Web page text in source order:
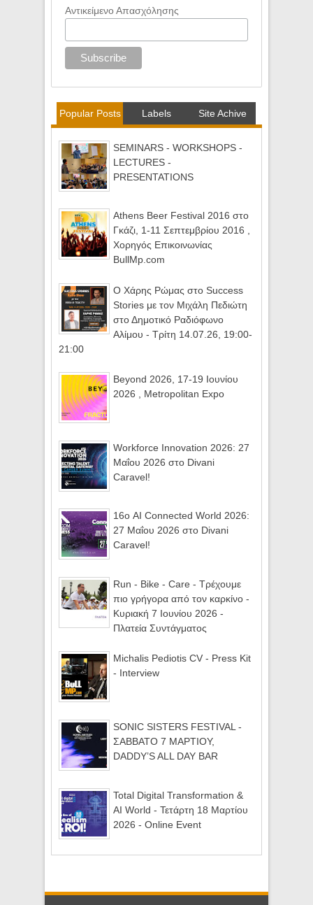
Αντικείμενο Απασχόλησης
Popular Posts Labels Site Achive
SEMINARS - WORKSHOPS -
LECTURES -
PRESENTATIONS
Athens Beer Festival 2016 στο
Γκάζι, 1-11 Σεπτεμβρίου 2016 ,
Χορηγός Επικοινωνίας
BullMp.com
Ο Χάρης Ρώμας στο Success
Stories με τον Μιχάλη Πεδιώτη
στο Δημοτικό Ραδιόφωνο
Αλίμου - Τρίτη 14.07.26, 19:00-
21:00
Beyond 2026, 17-19 Ιουνίου
2026 , Metropolitan Expo
Workforce Innovation 2026: 27
Μαΐου 2026 στο Divani
Caravel!
16ο AI Connected World 2026:
27 Μαΐου 2026 στο Divani
Caravel!
Run - Bike - Care - Τρέχουμε
πιο γρήγορα από τον καρκίνο -
Κυριακή 7 Ιουνίου 2026 -
Πλατεία Συντάγματος
Michalis Pediotis CV - Press Kit
- Interview
SONIC SISTERS FESTIVAL -
ΣΑΒΒΑΤΟ 7 ΜΑΡΤΙΟΥ,
DADDY’S ALL DAY BAR
Total Digital Transformation &
AI World - Τετάρτη 18 Μαρτίου
2026 - Online Event